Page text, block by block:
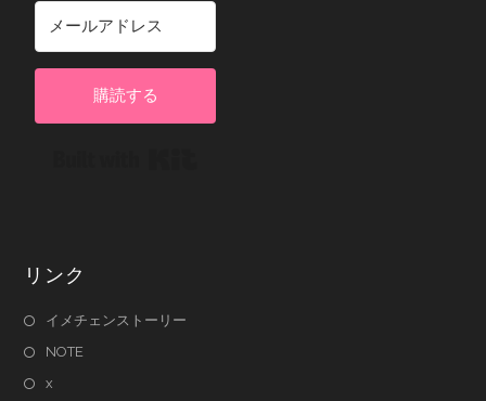
購読する
リンク
イメチェンストーリー
NOTE
x